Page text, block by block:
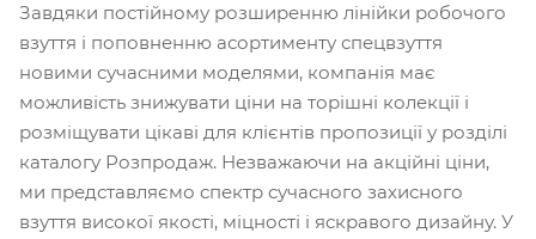
Завдяки постійному розширенню лінійки робочого
взуття і поповненню асортименту спецвзуття
новими сучасними моделями, компанія має
можливість знижувати ціни на торішні колекції і
розміщувати цікаві для клієнтів пропозиції у розділі
каталогу Розпродаж. Незважаючи на акційні ціни,
ми представляємо спектр сучасного захисного
взуття високої якості, міцності і яскравого дизайну. У